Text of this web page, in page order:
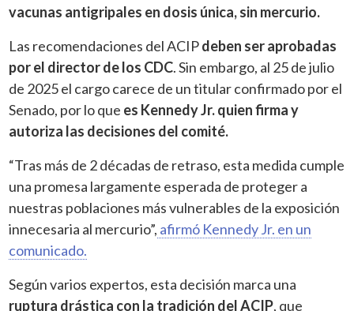
vacunas antigripales en dosis única, sin mercurio.
Las recomendaciones del ACIPdeben ser aprobadas
por el director de los CDC. Sin embargo, al 25 de julio
de 2025 el cargo carece de un titular confirmado por el
Senado, por lo que es Kennedy Jr. quien firma y
autoriza las decisiones del comité.
“Tras más de 2 décadas de retraso, esta medida cumple
una promesa largamente esperada de proteger a
nuestras poblaciones más vulnerables de la exposición
innecesaria al mercurio”, afirmó Kennedy Jr. en un
comunicado.
Según varios expertos, esta decisión marca una
ruptura drástica con la tradición del ACIP, que